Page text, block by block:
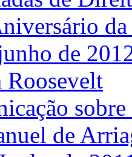
de
Roosevelt
de